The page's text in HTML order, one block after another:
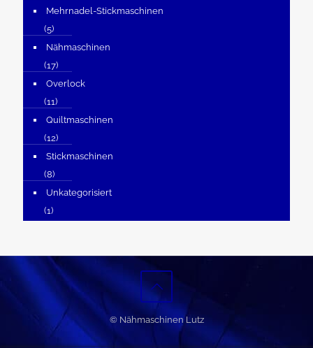
Mehrnadel-Stickmaschinen
(5)
Nähmaschinen
(17)
Overlock
(11)
Quiltmaschinen
(12)
Stickmaschinen
(8)
Unkategorisiert
(1)
© Nähmaschinen Lutz